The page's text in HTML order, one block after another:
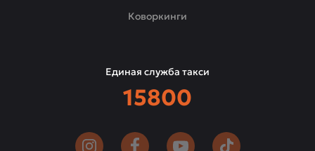
Коворкинги
Единая служба такси
15800